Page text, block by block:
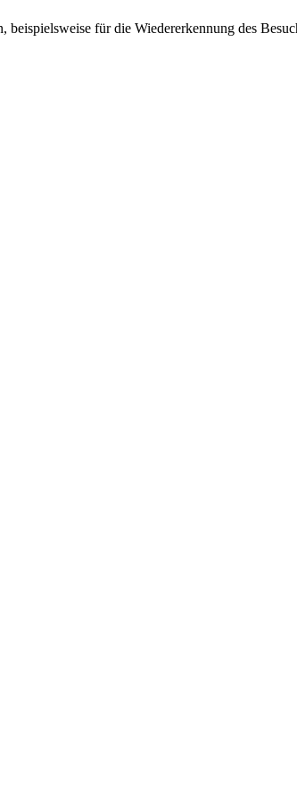
beispielsweise für die Wiedererkennung des